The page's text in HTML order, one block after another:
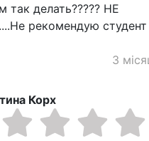
так делать????? НЕ
рекомендую студент
3
Корх